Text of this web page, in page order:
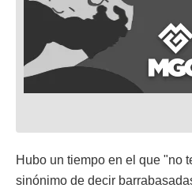
Hubo un tiempo en el que "no
sinónimo de decir